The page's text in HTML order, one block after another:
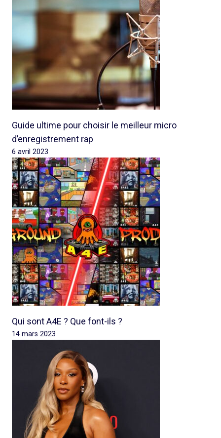
Guide ultime pour choisir le meilleur micro
d’enregistrement rap
6 avril 2023
Qui sont A4E ? Que font-ils ?
14 mars 2023